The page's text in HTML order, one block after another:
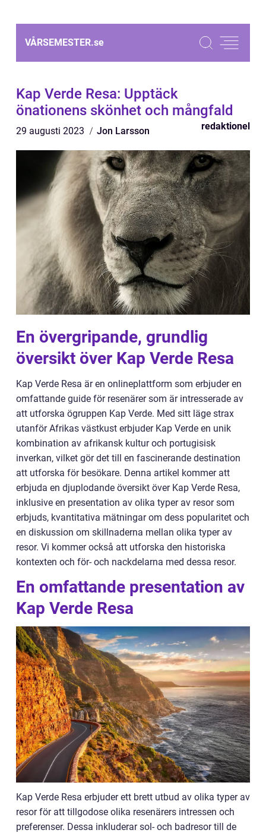
VÅRSEMESTER.se
Kap Verde Resa: Upptäck
önationens skönhet och mångfald
29 augusti 2023 Jon Larsson redaktionel
En övergripande, grundlig
översikt över Kap Verde Resa
Kap Verde Resa är en onlineplattform som erbjuder en
omfattande guide för resenärer som är intresserade av
att utforska ögruppen Kap Verde. Med sitt läge strax
utanför Afrikas västkust erbjuder Kap Verde en unik
kombination av afrikansk kultur och portugisisk
inverkan, vilket gör det till en fascinerande destination
att utforska för besökare. Denna artikel kommer att
erbjuda en djuplodande översikt över Kap Verde Resa,
inklusive en presentation av olika typer av resor som
erbjuds, kvantitativa mätningar om dess popularitet och
en diskussion om skillnaderna mellan olika typer av
resor. Vi kommer också att utforska den historiska
kontexten och för- och nackdelarna med dessa resor.
En omfattande presentation av
Kap Verde Resa
Kap Verde Resa erbjuder ett brett utbud av olika typer av
resor för att tillgodose olika resenärers intressen och
preferenser. Dessa inkluderar sol- och badresor till de